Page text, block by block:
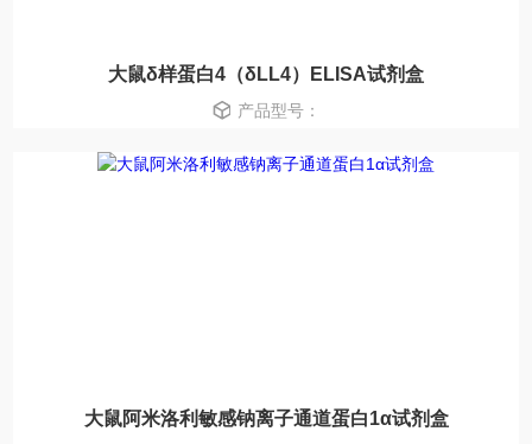
大鼠δ样蛋白4（δLL4）ELISA试剂盒
产品型号：
大鼠阿米洛利敏感钠离子通道蛋白1α试剂盒